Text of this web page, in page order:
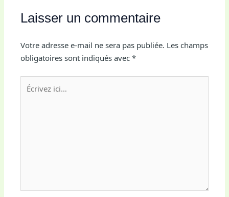
Laisser un commentaire
Votre adresse e-mail ne sera pas publiée. Les champs
obligatoires sont indiqués avec*
Écrivez
ici…